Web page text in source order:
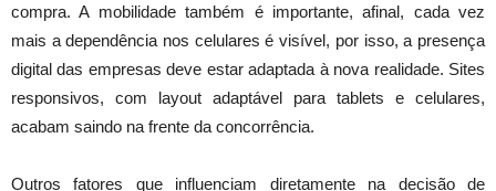
compra. A mobilidade também é importante, afinal, cada vez
mais a dependência nos celulares é visível, por isso, a presença
digital das empresas deve estar adaptada à nova realidade. Sites
responsivos, com layout adaptável para tablets e celulares,
acabam saindo na frente da concorrência.
Outros fatores que influenciam diretamente na decisão de